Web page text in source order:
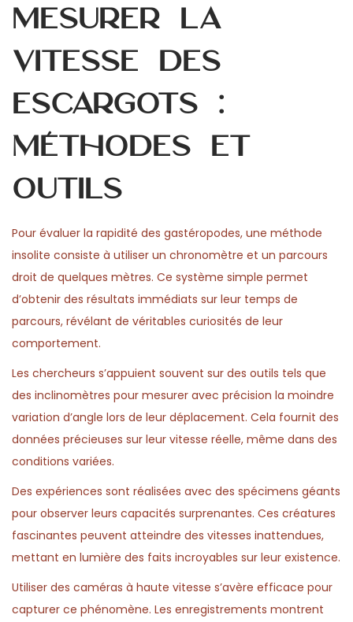
Mesurer la
vitesse des
escargots :
méthodes et
outils
Pour évaluer la rapidité des gastéropodes, une méthode
insolite consiste à utiliser un chronomètre et un parcours
droit de quelques mètres. Ce système simple permet
d’obtenir des résultats immédiats sur leur temps de
parcours, révélant de véritables curiosités de leur
comportement.
Les chercheurs s’appuient souvent sur des outils tels que
des inclinomètres pour mesurer avec précision la moindre
variation d’angle lors de leur déplacement. Cela fournit des
données précieuses sur leur vitesse réelle, même dans des
conditions variées.
Des expériences sont réalisées avec des spécimens géants
pour observer leurs capacités surprenantes. Ces créatures
fascinantes peuvent atteindre des vitesses inattendues,
mettant en lumière des faits incroyables sur leur existence.
Utiliser des caméras à haute vitesse s’avère efficace pour
capturer ce phénomène. Les enregistrements montrent